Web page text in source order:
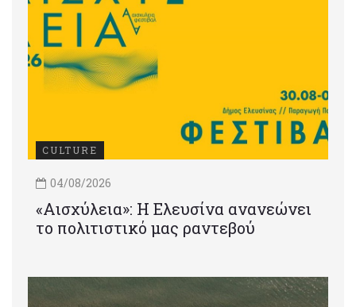
CULTURE
04/08/2026
«Αισχύλεια»: Η Ελευσίνα ανανεώνει
το πολιτιστικό μας ραντεβού